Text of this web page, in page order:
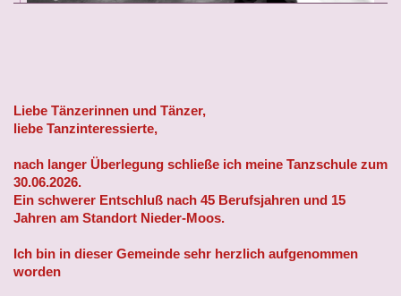
Liebe Tänzerinnen und Tänzer,
liebe Tanzinteressierte,
nach langer Überlegung schließe ich meine Tanzschule zum
30.06.2026.
Ein schwerer Entschluß nach 45 Berufsjahren und 15
Jahren am Standort Nieder-Moos.
Ich bin in dieser Gemeinde sehr herzlich aufgenommen
worden